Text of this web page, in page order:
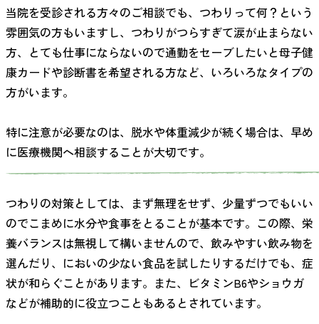
当院を受診される方々のご相談でも、つわりって何？という
雰囲気の方もいますし、つわりがつらすぎて涙が止まらない
方、とても仕事にならないので通勤をセーブしたいと母子健
康カードや診断書を希望される方など、いろいろなタイプの
方がいます。
特に注意が必要なのは、脱水や体重減少が続く場合は、早め
に医療機関へ相談することが大切です。
つわりの対策としては、まず無理をせず、少量ずつでもいい
のでこまめに水分や食事をとることが基本です。この際、栄
養バランスは無視して構いませんので、飲みやすい飲み物を
選んだり、においの少ない食品を試したりするだけでも、症
状が和らぐことがあります。また、ビタミンB6やショウガ
などが補助的に役立つこともあるとされています。